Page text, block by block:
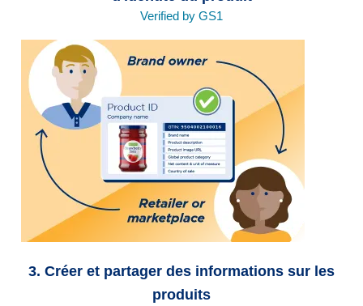
Verified by GS1
3. Créer et partager des informations sur les
produits